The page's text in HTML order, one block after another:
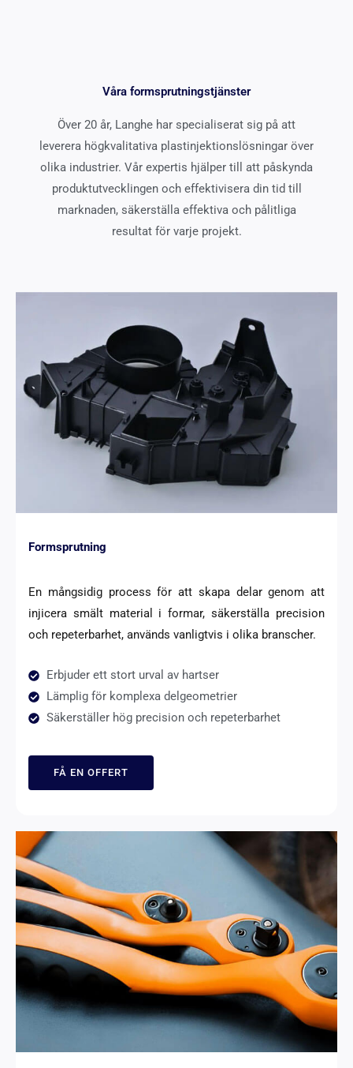
Våra formsprutningstjänster
Över 20 år, Langhe har specialiserat sig på att
leverera högkvalitativa plastinjektionslösningar över
olika industrier. Vår expertis hjälper till att påskynda
produktutvecklingen och effektivisera din tid till
marknaden, säkerställa effektiva och pålitliga
resultat för varje projekt.
Formsprutning
En mångsidig process för att skapa delar genom att
injicera smält material i formar, säkerställa precision
och repeterbarhet, används vanligtvis i olika branscher.
Erbjuder ett stort urval av hartser
Lämplig för komplexa delgeometrier
Säkerställer hög precision och repeterbarhet
FÅ EN OFFERT